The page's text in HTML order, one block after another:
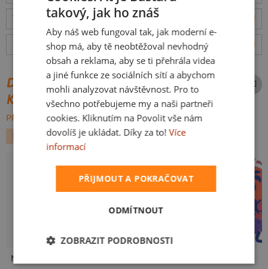
Tabulka velikostí: Jakou vybrat?
Hodnocení:4.93 (3045recenzí)
DALŠÍ POTISKY ZE STEJNÉ
KATEGORIE
PROCHÁZET VŠE:
FILMY A SERIÁLY
POVOLÁNÍ VĚDA TECHNIKA
Neklidný bez piva
SLOVAK
takový, jak ho znáš
Aby náš web fungoval tak, jak moderní e-
shop má, aby tě neobtěžoval nevhodný
obsah a reklama, aby se ti přehrála videa
a jiné funkce ze sociálních sítí a abychom
mohli analyzovat návštěvnost. Pro to
všechno potřebujeme my a naši partneři
cookies. Kliknutím na Povolit vše nám
dovolíš je ukládat. Díky za to! Více
informací
PŘIJMOUT A POKRAČOVAT
ODMÍTNOUT
ZOBRAZIT PODROBNOSTI